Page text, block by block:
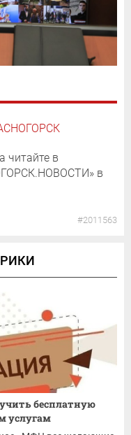
читайте в
в
#2011563
бесплатную
услугам